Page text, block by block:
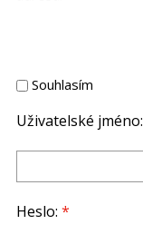
Souhlasím
Uživatelské jméno:
Heslo: *